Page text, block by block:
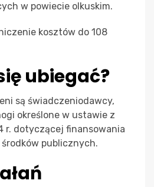
w powiecie olkuskim.
kosztów do 108
ubiegać?
są świadczeniodawcy,
określone w ustawie z
r. dotyczącej finansowania
publicznych.